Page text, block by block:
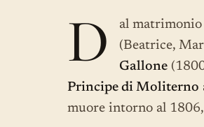
D al matrimonio
(Beatrice,
Gallone
Principe di Moliterno
muore intorno al